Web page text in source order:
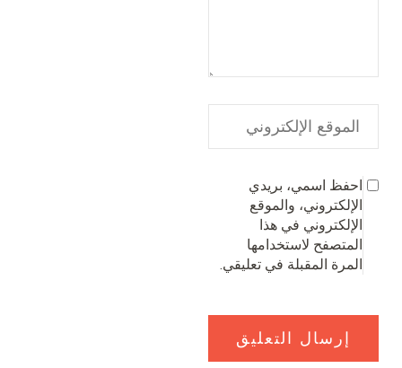
احفظ اسمي، بريدي
الإلكتروني، والموقع
الإلكتروني في هذا
المتصفح لاستخدامها
المرة المقبلة في تعليقي.